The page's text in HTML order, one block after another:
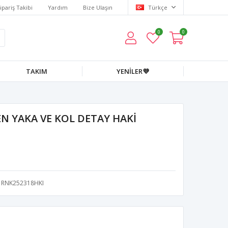
Takibi Yardım Bize Ulaşın Türkçe
0 0
TAKIM YENİLER💜
YAKA VE KOL DETAY HAKİ
RNK252318HKI